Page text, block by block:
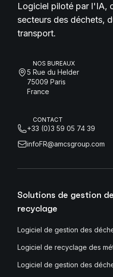
Logiciel piloté par l'IA,
secteurs des déchets,
transport.
NOS BUREAUX
5 Rue du Helder
75009 Paris
France
CONTACT
+33 (0)3 59 05 74 39
infoFR@amcsgroup.com
Solutions de gestion
recyclage
Logiciel de gestion des
Logiciel de recyclage des
Logiciel de gestion des